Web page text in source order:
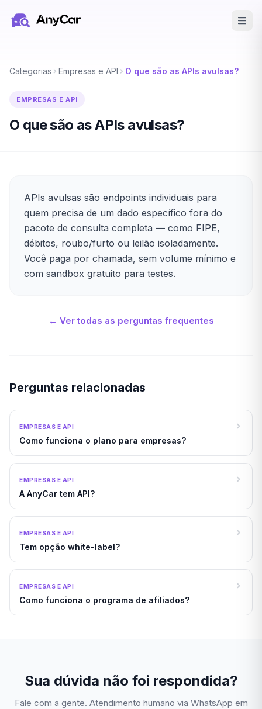
Categorias Empresas e API O que são as APIs avulsas?
EMPRESAS E API
O que são as APIs avulsas?
APIs avulsas são endpoints individuais para
quem precisa de um dado específico fora do
pacote de consulta completa — como FIPE,
débitos, roubo/furto ou leilão isoladamente.
Você paga por chamada, sem volume mínimo e
com sandbox gratuito para testes.
← Ver todas as perguntas frequentes
Perguntas relacionadas
EMPRESAS E API
Como funciona o plano para empresas?
EMPRESAS E API
A AnyCar tem API?
EMPRESAS E API
Tem opção white-label?
EMPRESAS E API
Como funciona o programa de afiliados?
Sua dúvida não foi respondida?
Fale com a gente. Atendimento humano via WhatsApp em